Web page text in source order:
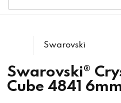
Tvarové kameny /
Swarovski®
Cube 4841
Swarovski